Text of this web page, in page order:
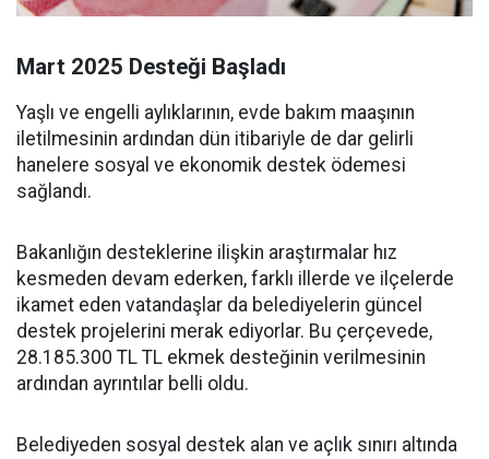
Mart 2025 Desteği Başladı
Yaşlı ve engelli aylıklarının, evde bakım maaşının
iletilmesinin ardından dün itibariyle de dar gelirli
hanelere sosyal ve ekonomik destek ödemesi
sağlandı.
Bakanlığın desteklerine ilişkin araştırmalar hız
kesmeden devam ederken, farklı illerde ve ilçelerde
ikamet eden vatandaşlar da belediyelerin güncel
destek projelerini merak ediyorlar. Bu çerçevede,
28.185.300 TL TL ekmek desteğinin verilmesinin
ardından ayrıntılar belli oldu.
Belediyeden sosyal destek alan ve açlık sınırı altında